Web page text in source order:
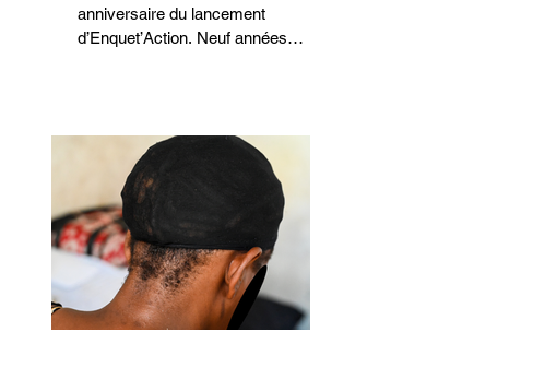
anniversaire du lancement
d’Enquet’Action. Neuf années
fond.